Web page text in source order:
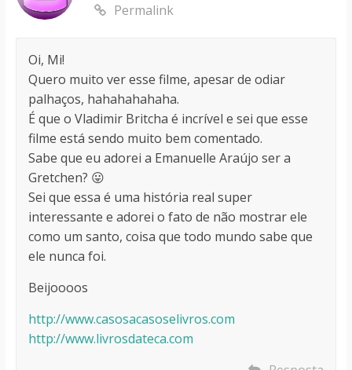
Permalink
Oi, Mi!
Quero muito ver esse filme, apesar de odiar
palhaços, hahahahahaha.
É que o Vladimir Britcha é incrível e sei que esse
filme está sendo muito bem comentado.
Sabe que eu adorei a Emanuelle Araújo ser a
Gretchen? 😛
Sei que essa é uma história real super
interessante e adorei o fato de não mostrar ele
como um santo, coisa que todo mundo sabe que
ele nunca foi.
Beijoooos
http://www.casosacasoselivros.com
http://www.livrosdateca.com